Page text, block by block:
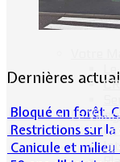
Le
Dernières
Bloqué en forêt.
Restrictions sur
Canicule et